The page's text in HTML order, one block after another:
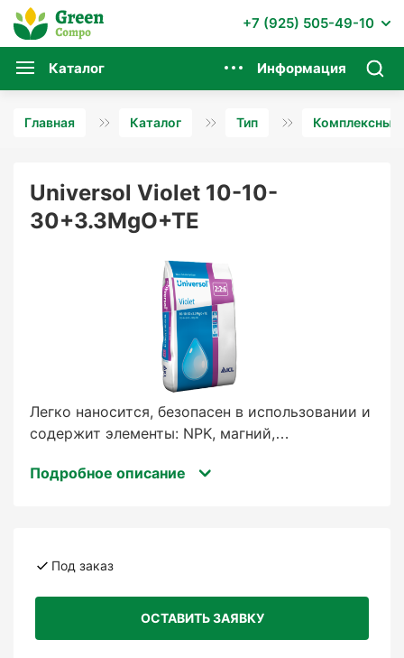
+7 (925) 505-49-10
Каталог Информация
Главная Каталог Тип Комплексные
Universol Violet 10-10-
30+3.3MgO+TE
Легко наносится, безопасен в использовании и
содержит элементы: NPK, магний,
благодаря строгому контролю качества;
системе «Bright Solution System»; Отличное
Подробное описание
Под заказ
ОСТАВИТЬ ЗАЯВКУ